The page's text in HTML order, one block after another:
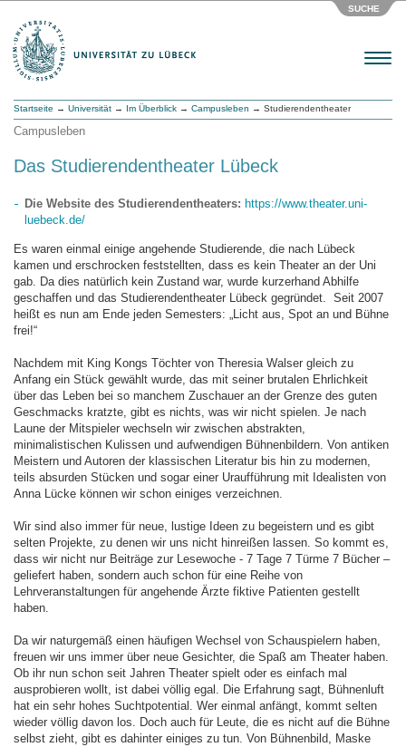
SUCHE
Menu
Startseite → Universität → Im Überblick → Campusleben → Studierendentheater
Campusleben
Das Studierendentheater Lübeck
Die Website des Studierendentheaters: https://www.theater.uni-
luebeck.de/
Es waren einmal einige angehende Studierende, die nach Lübeck
kamen und erschrocken feststellten, dass es kein Theater an der Uni
gab. Da dies natürlich kein Zustand war, wurde kurzerhand Abhilfe
geschaffen und das Studierendentheater Lübeck gegründet. Seit 2007
heißt es nun am Ende jeden Semesters: „Licht aus, Spot an und Bühne
frei!“
Nachdem mit King Kongs Töchter von Theresia Walser gleich zu
Anfang ein Stück gewählt wurde, das mit seiner brutalen Ehrlichkeit
über das Leben bei so manchem Zuschauer an der Grenze des guten
Geschmacks kratzte, gibt es nichts, was wir nicht spielen. Je nach
Laune der Mitspieler wechseln wir zwischen abstrakten,
minimalistischen Kulissen und aufwendigen Bühnenbildern. Von antiken
Meistern und Autoren der klassischen Literatur bis hin zu modernen,
teils absurden Stücken und sogar einer Uraufführung mit Idealisten von
Anna Lücke können wir schon einiges verzeichnen.
Wir sind also immer für neue, lustige Ideen zu begeistern und es gibt
selten Projekte, zu denen wir uns nicht hinreißen lassen. So kommt es,
dass wir nicht nur Beiträge zur Lesewoche - 7 Tage 7 Türme 7 Bücher –
geliefert haben, sondern auch schon für eine Reihe von
Lehrveranstaltungen für angehende Ärzte fiktive Patienten gestellt
haben.
Da wir naturgemäß einen häufigen Wechsel von Schauspielern haben,
freuen wir uns immer über neue Gesichter, die Spaß am Theater haben.
Ob ihr nun schon seit Jahren Theater spielt oder es einfach mal
ausprobieren wollt, ist dabei völlig egal. Die Erfahrung sagt, Bühnenluft
hat ein sehr hohes Suchtpotential. Wer einmal anfängt, kommt selten
wieder völlig davon los. Doch auch für Leute, die es nicht auf die Bühne
selbst zieht, gibt es dahinter einiges zu tun. Von Bühnenbild, Maske